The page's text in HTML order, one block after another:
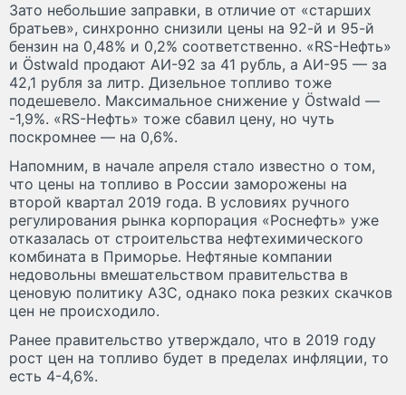
Зато небольшие заправки, в отличие от «старших
братьев», синхронно снизили цены на 92-й и 95-й
бензин на 0,48% и 0,2% соответственно. «RS-Нефть»
и Östwald продают АИ-92 за 41 рубль, а АИ-95 — за
42,1 рубля за литр. Дизельное топливо тоже
подешевело. Максимальное снижение у Östwald —
-1,9%. «RS-Нефть» тоже сбавил цену, но чуть
поскромнее — на 0,6%.
Напомним, в начале апреля стало известно о том,
что цены на топливо в России заморожены на
второй квартал 2019 года. В условиях ручного
регулирования рынка корпорация «Роснефть» уже
отказалась от строительства нефтехимического
комбината в Приморье. Нефтяные компании
недовольны вмешательством правительства в
ценовую политику АЗС, однако пока резких скачков
цен не происходило.
Ранее правительство утверждало, что в 2019 году
рост цен на топливо будет в пределах инфляции, то
есть 4-4,6%.